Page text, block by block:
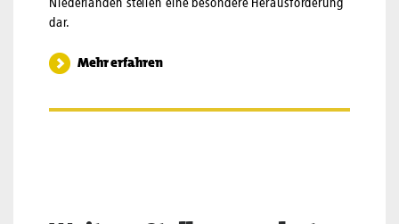
Niederlanden stellen eine besondere Herausforderung
dar.
Mehr erfahren